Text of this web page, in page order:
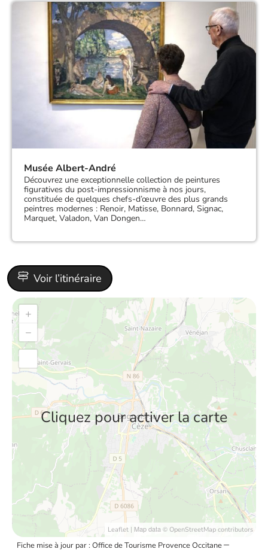
Musée Albert-André
Découvrez une exceptionnelle collection de peintures
figuratives du post-impressionnisme à nos jours,
constituée de quelques chefs-d’œuvre des plus grands
peintres modernes : Renoir, Matisse, Bonnard, Signac,
Marquet, Valadon, Van Dongen…
Voir l’itinéraire
Cliquez pour activer la carte
+
−
Leaflet | Map data © OpenStreetMap contributors
Fiche mise à jour par : Office de Tourisme Provence Occitane–